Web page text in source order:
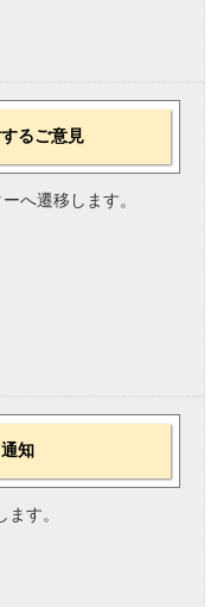
るご意見
へ遷移します。
知
す。